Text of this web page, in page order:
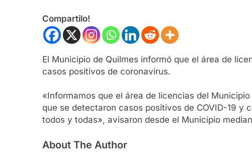
Compartilo!
El Municipio de Quilmes informó que el área de
casos positivos de coronavirus.
«Informamos que el área de licencias del
que se detectaron casos positivos de COVID-19 y
todos y todas», avisaron desde el Municipio
About The Author